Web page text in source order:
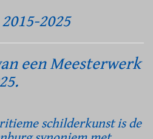
2025
een Meesterwerk
schilderkunst is de